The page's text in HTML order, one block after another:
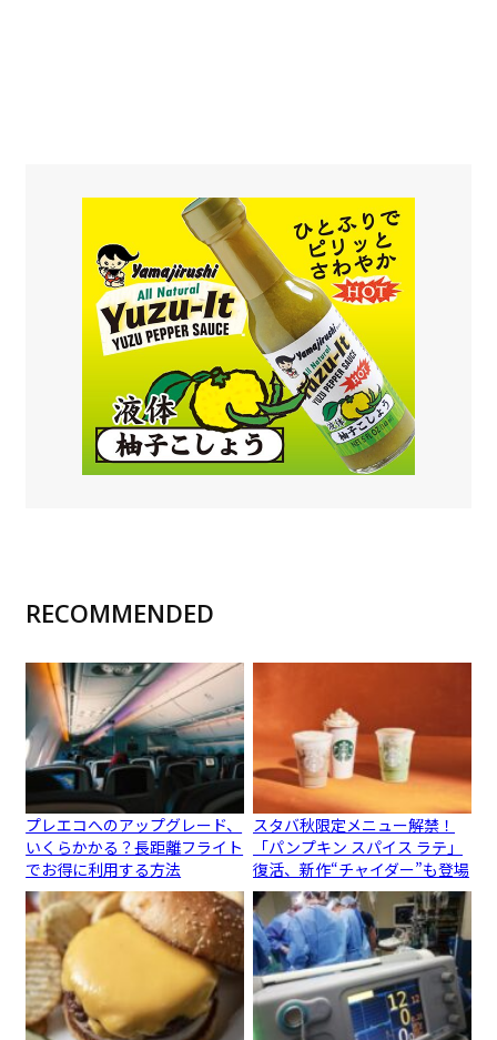
RECOMMENDED
プレエコへのアップグレード、
いくらかかる？長距離フライト
でお得に利用する方法
スタバ秋限定メニュー解禁！
「パンプキン スパイス ラテ」
復活、新作“チャイダー”も登場